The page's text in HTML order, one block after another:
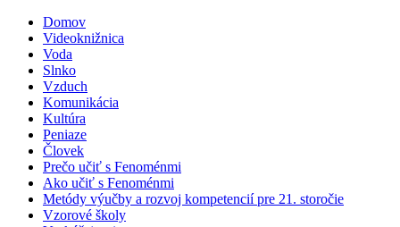
Domov
Videoknižnica
Voda
Slnko
Vzduch
Komunikácia
Kultúra
Peniaze
Človek
Prečo učiť s Fenoménmi
Ako učiť s Fenoménmi
Metódy výučby a rozvoj kompetencií pre 21. storočie
Vzorové školy